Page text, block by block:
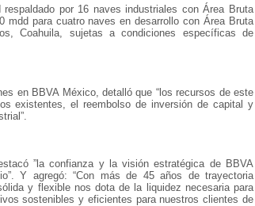
por 16 naves industriales con Área Bruta
mdd para cuatro naves en desarrollo con Área Bruta
Coahuila, sujetas a condiciones específicas de
en BBVA México, detalló que “los recursos de este
existentes, el reembolso de inversión de capital y
”la confianza y la visión estratégica de BBVA
Y agregó: “Con más de 45 años de trayectoria
y flexible nos dota de la liquidez necesaria para
sostenibles y eficientes para nuestros clientes de